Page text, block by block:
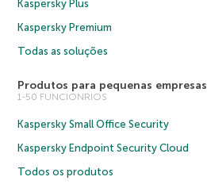
Kaspersky Plus
Kaspersky Premium
Todas as soluções
Produtos para pequenas empresas
1-50 FUNCIONRIOS
Kaspersky Small Office Security
Kaspersky Endpoint Security Cloud
Todos os produtos